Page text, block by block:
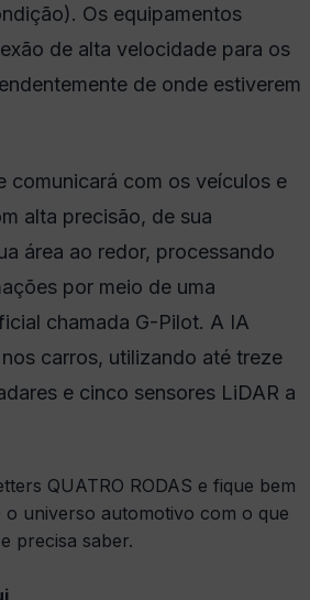
Os equipamentos
de alta velocidade para os
de onde estiverem
comunicará com os veículos e
alta precisão, de sua
área ao redor, processando
por meio de uma
chamada G-Pilot. A IA
carros, utilizando até treze
e cinco sensores LiDAR a
QUATRO RODAS e fique bem
universo automotivo com o que
precisa saber.